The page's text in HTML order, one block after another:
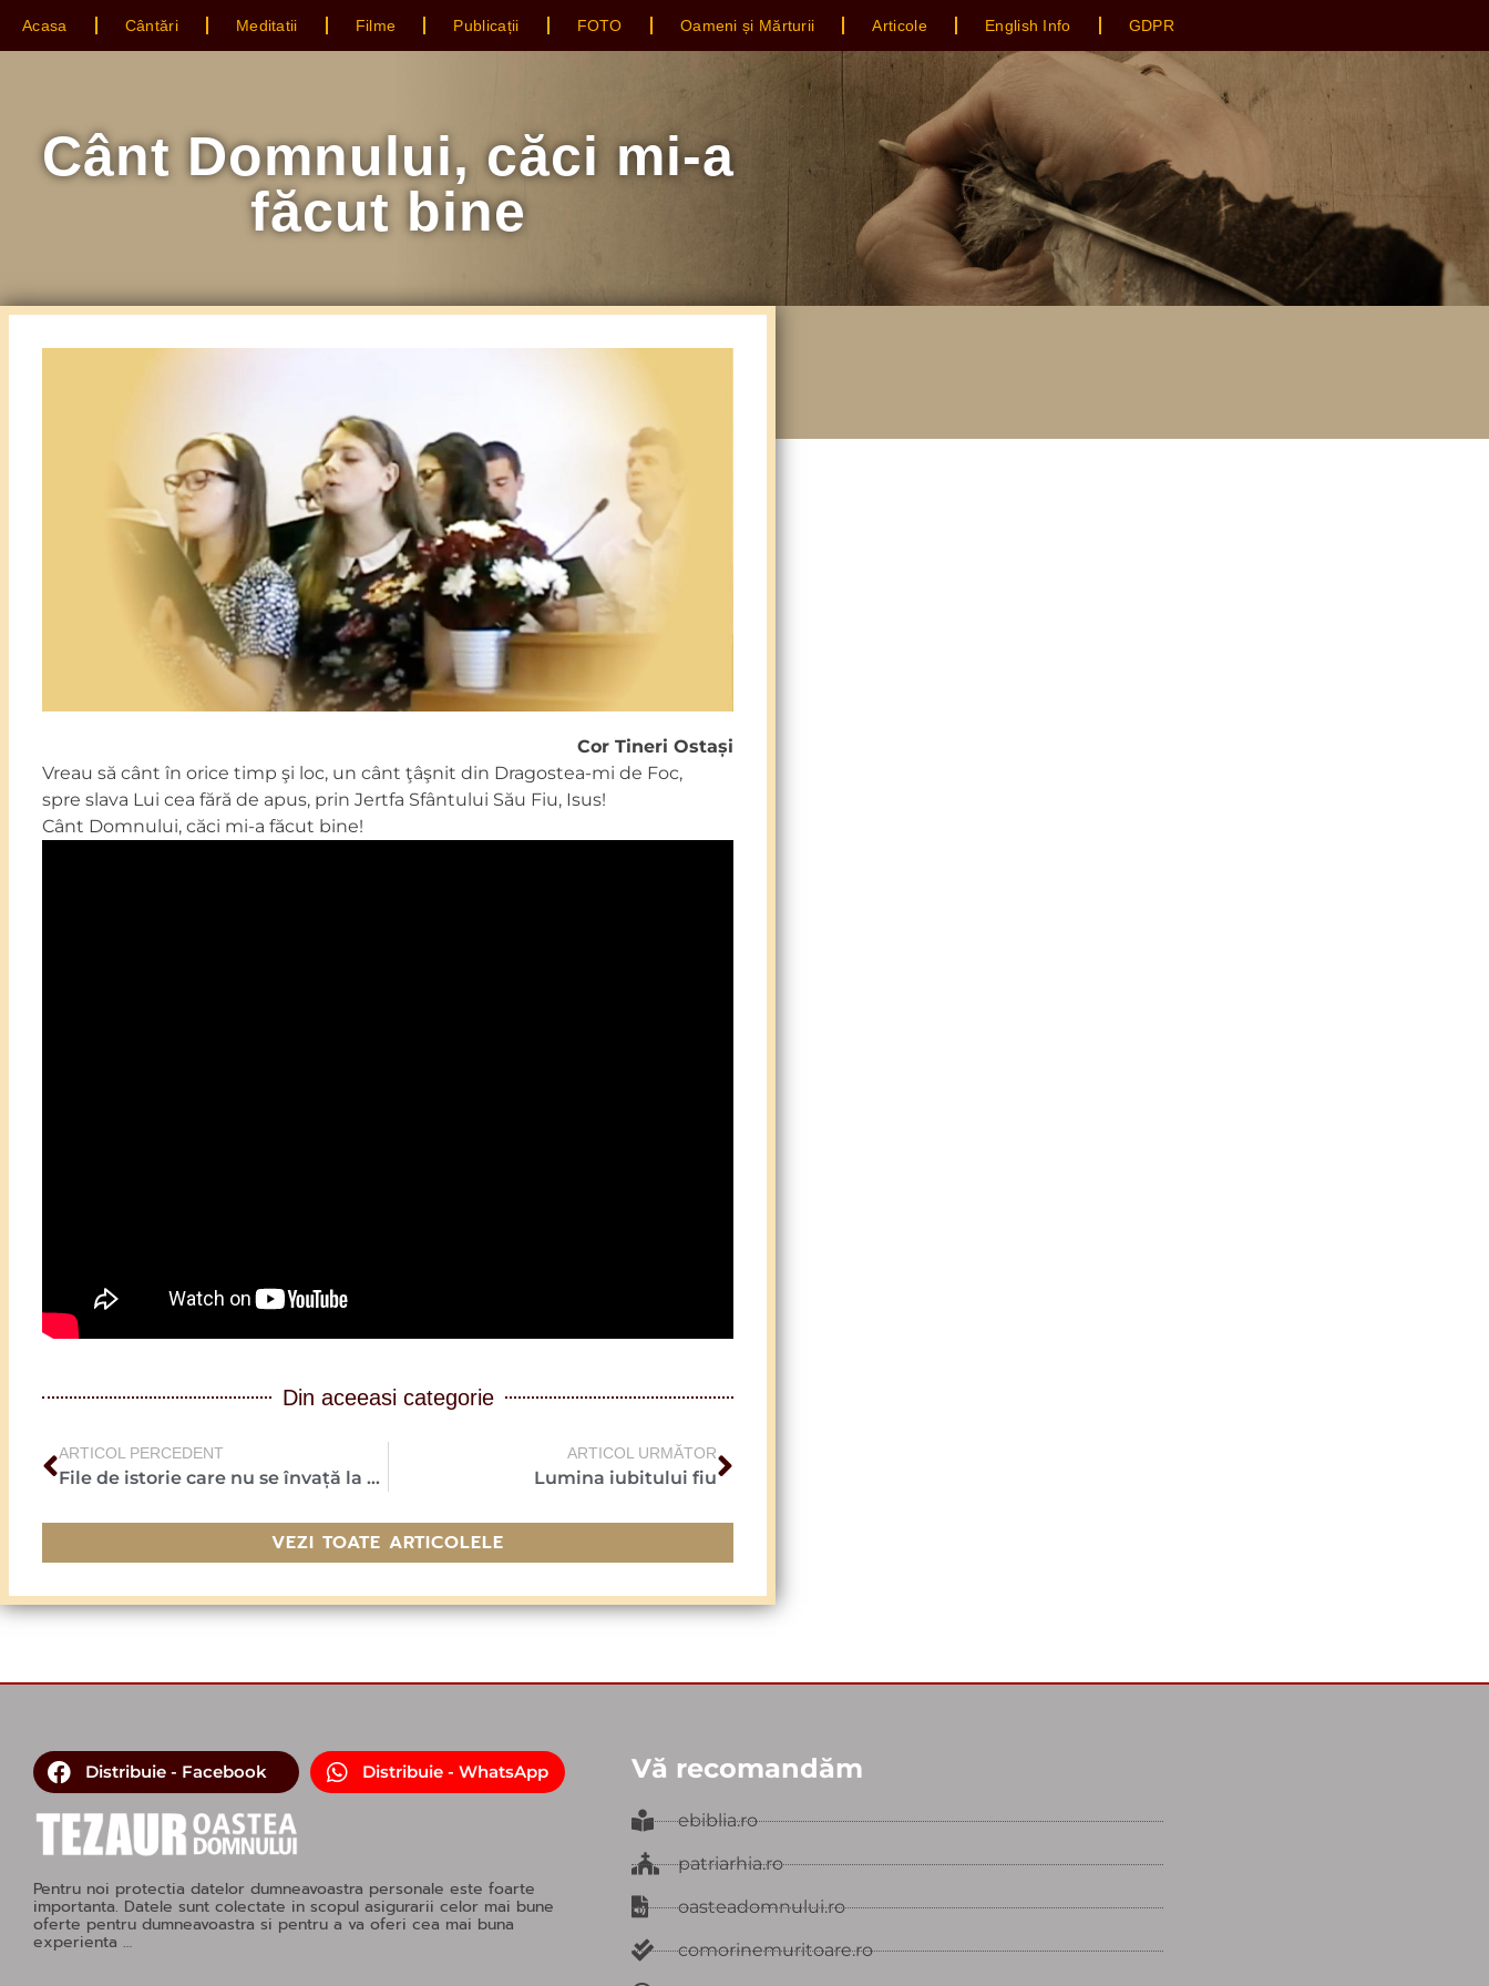
Acasa Cântări Meditatii Filme Publicații FOTO Oameni și Mărturii Articole English Info GDPR
Cânt Domnului, căci mi-a
făcut bine
Cor Tineri Ostași
Vreau să cânt în orice timp şi loc, un cânt ţâşnit din Dragostea-mi de Foc,
spre slava Lui cea fără de apus, prin Jertfa Sfântului Său Fiu, Isus!
Cânt Domnului, căci mi-a făcut bine!
Din aceeasi categorie
ARTICOL PERCEDENT
File de istorie care nu se învață la școală
ARTICOL URMĂTOR
Lumina iubitului fiu
VEZI TOATE ARTICOLELE
Distribuie - Facebook Distribuie - WhatsApp
Pentru noi protectia datelor dumneavoastra personale este foarte
importanta. Datele sunt colectate in scopul asigurarii celor mai bune
oferte pentru dumneavoastra si pentru a va oferi cea mai buna
experienta …
Vă recomandăm
ebiblia.ro
patriarhia.ro
oasteadomnului.ro
comorinemuritoare.ro